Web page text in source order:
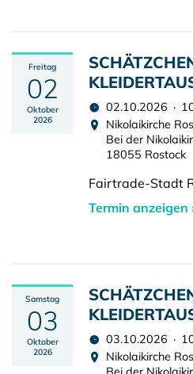
Freitag
02
Oktober
2026
02.10.2026 ·
Nikolaikirche
Bei der
18055 Rostock
Fairtrade-Stadt
Termin anzeigen
Samstag
03
Oktober
2026
03.10.2026 ·
Nikolaikirche